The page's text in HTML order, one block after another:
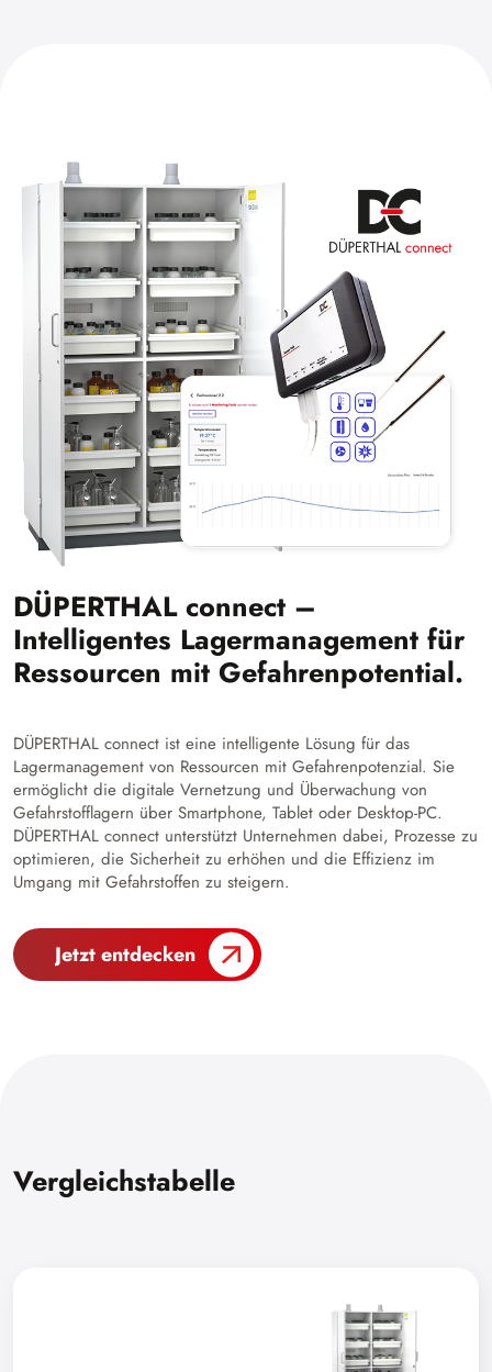
DÜPERTHAL connect –
Intelligentes Lagermanagement für
Ressourcen mit Gefahrenpotential.
DÜPERTHAL connect ist eine intelligente Lösung für das
Lagermanagement von Ressourcen mit Gefahrenpotenzial. Sie
ermöglicht die digitale Vernetzung und Überwachung von
Gefahrstofflagern über Smartphone, Tablet oder Desktop-PC.
DÜPERTHAL connect unterstützt Unternehmen dabei, Prozesse zu
optimieren, die Sicherheit zu erhöhen und die Effizienz im
Umgang mit Gefahrstoffen zu steigern.
Jetzt entdecken
Vergleichstabelle